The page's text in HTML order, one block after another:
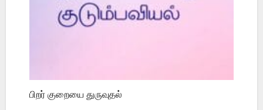
பிறர் குறையை துருவுதல்